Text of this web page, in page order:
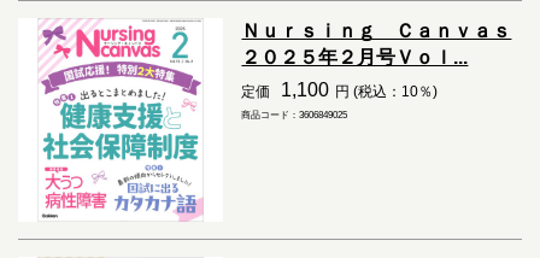
Ｎｕｒｓｉｎｇ Ｃａｎｖａｓ
２０２５年２月号Ｖｏｌ...
定価 1,100 円 (税込：10％)
商品コード：3606849025